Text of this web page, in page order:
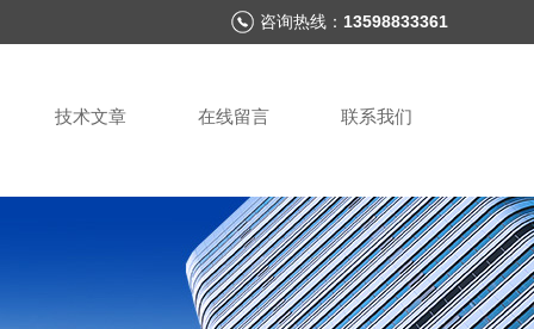
咨询热线： 13598833361
技术文章 在线留言 联系我们